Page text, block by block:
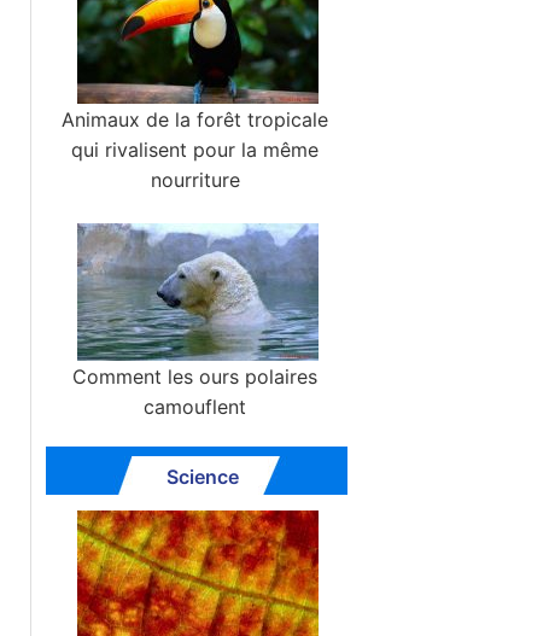
Animaux de la forêt tropicale
qui rivalisent pour la même
nourriture
Comment les ours polaires
camouflent
Science